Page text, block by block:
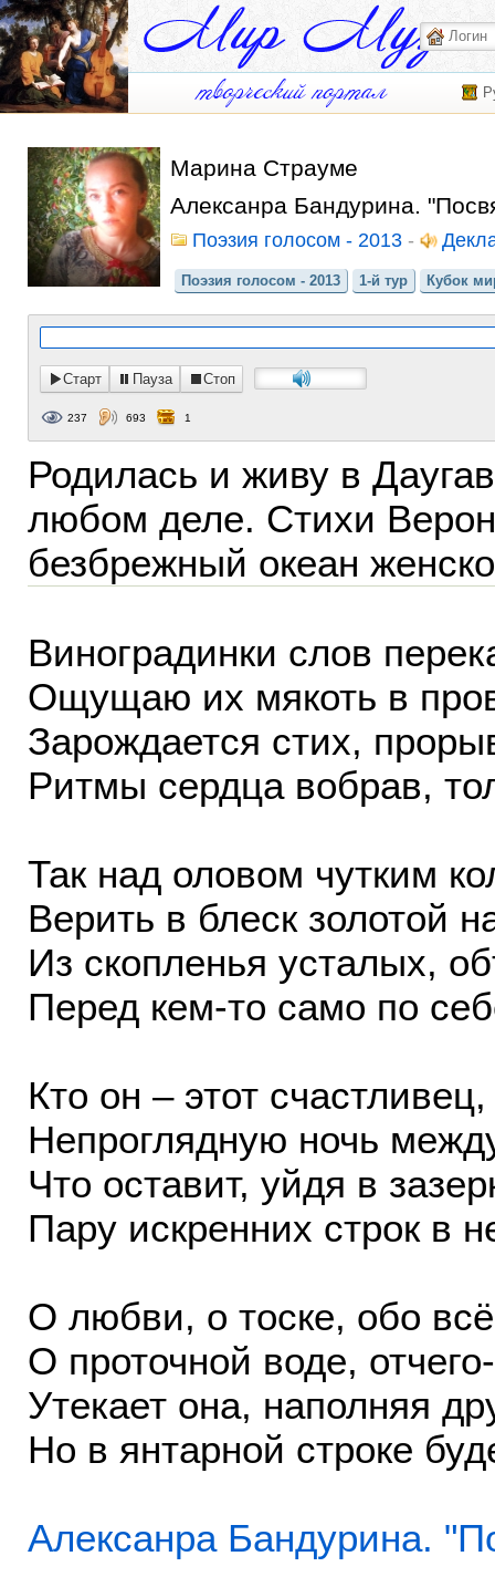
Марина Страуме
Алексанра Бандурина.
Поэзия голосом - 2013 -
Поэзия голосом - 2013 1-й тур Кубок
Старт Пауза Стоп
237 693 1
Родилась и живу в
любом деле. Стихи
безбрежный океан
Виноградинки слов
Ощущаю их мякоть в
Зарождается стих,
Ритмы сердца вобрав,
Так над оловом чутким
Верить в блеск золотой
Из скопленья усталых,
Перед кем-то само по
Кто он – этот
Непроглядную ночь
Что оставит, уйдя в
Пару искренних строк в
О любви, о тоске, обо
О проточной воде,
Утекает она, наполняя
Но в янтарной строке
Алексанра Бандурина.